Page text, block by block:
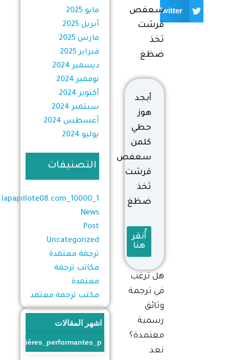
Twitterسعفص
قرشت
ثخذ
ضظغ
أبجد
هوز
حطي
كلمن
سعفص
قرشت
ثخذ
ضظغ
أُنقر
هنا
هل ترغب
في ترجمة
وثائق
رسمية
معتمدة؟
تعد
مايو 2025
أبريل 2025
مارس 2025
فبراير 2025
ديسمبر 2024
نوفمبر 2024
أكتوبر 2024
سبتمبر 2024
أغسطس 2024
يوليو 2024
التصنيفات
1_lapapillote08.com_10000
News
Post
Uncategorized
ترجمة معتمدة
مكاتب ترجمة
معتمدة
مكتب ترجمة معتمد
اشهر المقالات